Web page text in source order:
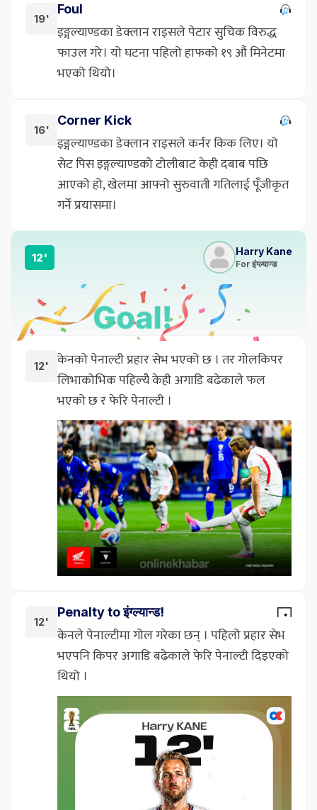
19'
Foul
इङ्गल्याण्डका डेक्लान राइसले पेटार सुचिक विरुद्ध
फाउल गरे। यो घटना पहिलो हाफको १९ औं मिनेटमा
भएको थियो।
16'
Corner Kick
इङ्गल्याण्डका डेक्लान राइसले कर्नर किक लिए। यो
सेट पिस इङ्गल्याण्डको टोलीबाट केही दबाब पछि
आएको हो, खेलमा आफ्नो सुरुवाती गतिलाई पूँजीकृत
गर्ने प्रयासमा।
12' Harry Kane
For इंग्ल्यान्ड
12'
केनको पेनाल्टी प्रहार सेभ भएको छ । तर गोलकिपर
लिभाकोभिक पहिल्यै केही अगाडि बढेकाले फल
भएको छ र फेरि पेनाल्टी ।
12'
Penalty to इंग्ल्यान्ड!
केनले पेनाल्टीमा गोल गरेका छन् । पहिलो प्रहार सेभ
भएपनि किपर अगाडि बढेकाले फेरि पेनाल्टी दिइएको
थियो ।